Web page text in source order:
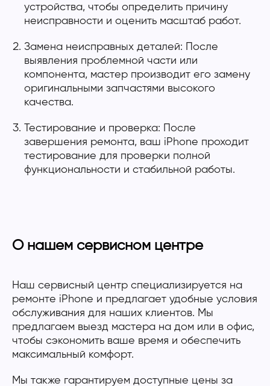
устройства, чтобы определить причину
неисправности и оценить масштаб работ.
Замена неисправных деталей: После
выявления проблемной части или
компонента, мастер производит его замену
оригинальными запчастями высокого
качества.
Тестирование и проверка: После
завершения ремонта, ваш iPhone проходит
тестирование для проверки полной
функциональности и стабильной работы.
О нашем сервисном центре
Наш сервисный центр специализируется на
ремонте iPhone и предлагает удобные условия
обслуживания для наших клиентов. Мы
предлагаем выезд мастера на дом или в офис,
чтобы сэкономить ваше время и обеспечить
максимальный комфорт.
Мы также гарантируем доступные цены за